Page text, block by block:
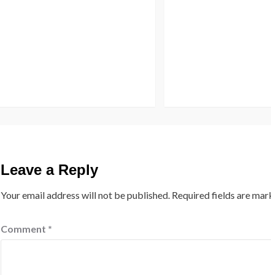
Leave a Reply
Your email address will not be published. Required fields are
Comment *